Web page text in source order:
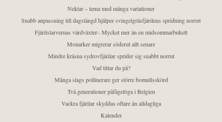
Nektar – tema med många variationer
Snabb anpassning till dagslängd hjälper svingelgräsfjärilens spridning norrut
Fjärilslarvernas värdväxter– Mycket mer än en midsommarbukett
Monarker migrerar söderut allt senare
Mindre kräsna sydrovfjärilar sprider sig snabbt norrut
Vad tittar du på?
Många slags pollinerare ger större bomullsskörd
Två generationer påfågelöga i Belgien
Vackra fjärilar skyddas oftare än alldagliga
Kalender